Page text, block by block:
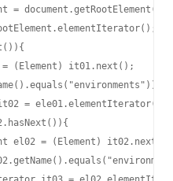
= document.getRootElement();
(Element) it01.next();
= ele01.elementIterator();
el02 = (Element) it02.next();